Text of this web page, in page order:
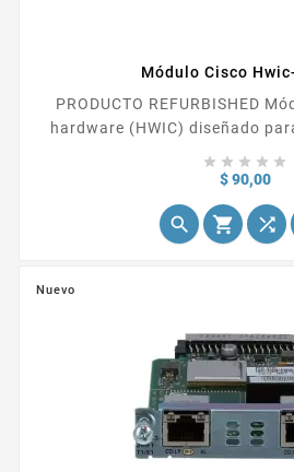
Módulo Cisco
PRODUCTO REFURBISHED Módulo de interfaz de
hardware (HWIC) diseñado
puerto serial de alta
    
$ 90,00
  
Nuevo